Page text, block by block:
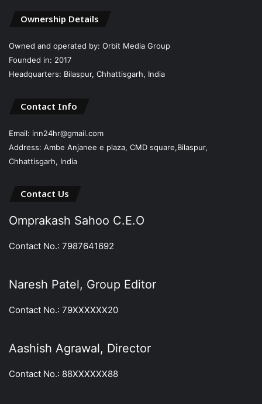
Ownership Details
Owned and operated by: Orbit Media Group
Founded in: 2017
Headquarters: Bilaspur, Chhattisgarh, India
Contact Info
Email: inn24hr@gmail.com
Address: Ambe Anjanee e plaza, CMD square,Bilaspur,
Chhattisgarh, India
Contact Us
Omprakash Sahoo C.E.O
Contact No.: 7987641692
Naresh Patel, Group Editor
Contact No.: 79XXXXXX20
Aashish Agrawal, Director
Contact No.: 88XXXXXX88